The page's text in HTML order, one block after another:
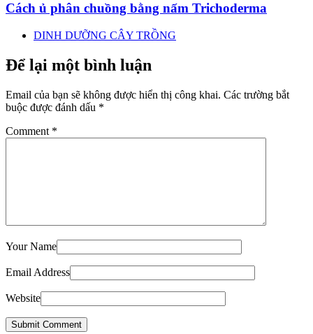
Cách ủ phân chuồng bằng nấm Trichoderma
DINH DƯỠNG CÂY TRỒNG
Để lại một bình luận
Email của bạn sẽ không được hiển thị công khai. Các trường bắt
buộc được đánh dấu *
Comment *
Your Name
Email Address
Website
Submit Comment